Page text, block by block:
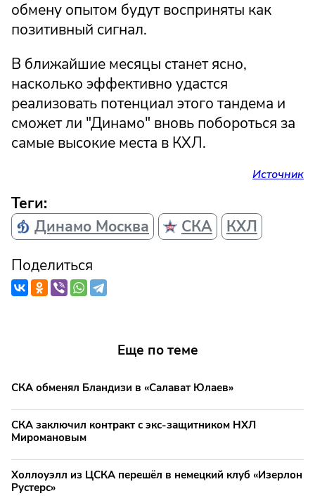
обмену опытом будут восприняты как
позитивный сигнал.
В ближайшие месяцы станет ясно,
насколько эффективно удастся
реализовать потенциал этого тандема и
сможет ли "Динамо" вновь побороться за
самые высокие места в КХЛ.
Источник
Теги:
Динамо Москва
СКА
КХЛ
Поделиться
Еще по теме
СКА обменял Бландизи в «Салават Юлаев»
СКА заключил контракт с экс-защитником НХЛ
Миромановым
Холлоуэлл из ЦСКА перешёл в немецкий клуб «Изерлон
Рустерс»